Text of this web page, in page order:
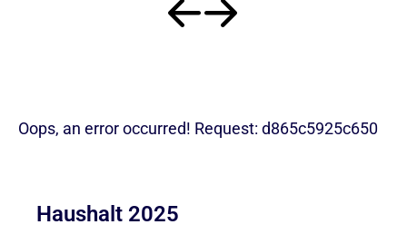
Oops, an error occurred! Request: d865c5925c650
Haushalt 2025